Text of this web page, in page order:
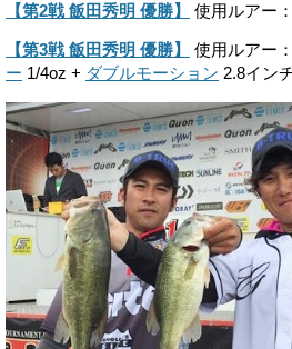
【第2戦 飯田秀明 優勝】 使用ルアー：
【第3戦 飯田秀明 優勝】 使用ルアー：
ー 1/4oz + ダブルモーション 2.8イン